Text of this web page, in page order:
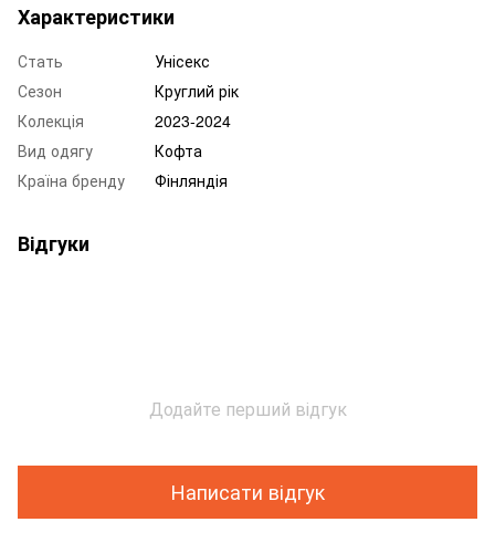
Характеристики
Стать
Унісекс
Сезон
Круглий рік
Колекція
2023-2024
Вид одягу
Кофта
Країна бренду
Фінляндія
Відгуки
Додайте перший відгук
Написати відгук